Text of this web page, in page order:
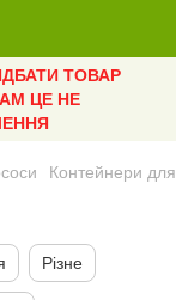
ТОВАР
ЦЕ НЕ
Контейнери
Різне